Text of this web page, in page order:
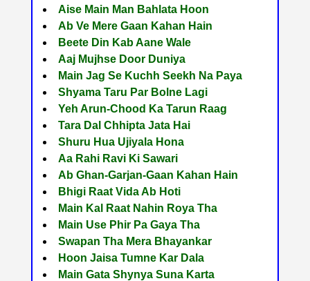
Aise Main Man Bahlata Hoon
Ab Ve Mere Gaan Kahan Hain
Beete Din Kab Aane Wale
Aaj Mujhse Door Duniya
Main Jag Se Kuchh Seekh Na Paya
Shyama Taru Par Bolne Lagi
Yeh Arun-Chood Ka Tarun Raag
Tara Dal Chhipta Jata Hai
Shuru Hua Ujiyala Hona
Aa Rahi Ravi Ki Sawari
Ab Ghan-Garjan-Gaan Kahan Hain
Bhigi Raat Vida Ab Hoti
Main Kal Raat Nahin Roya Tha
Main Use Phir Pa Gaya Tha
Swapan Tha Mera Bhayankar
Hoon Jaisa Tumne Kar Dala
Main Gata Shynya Suna Karta